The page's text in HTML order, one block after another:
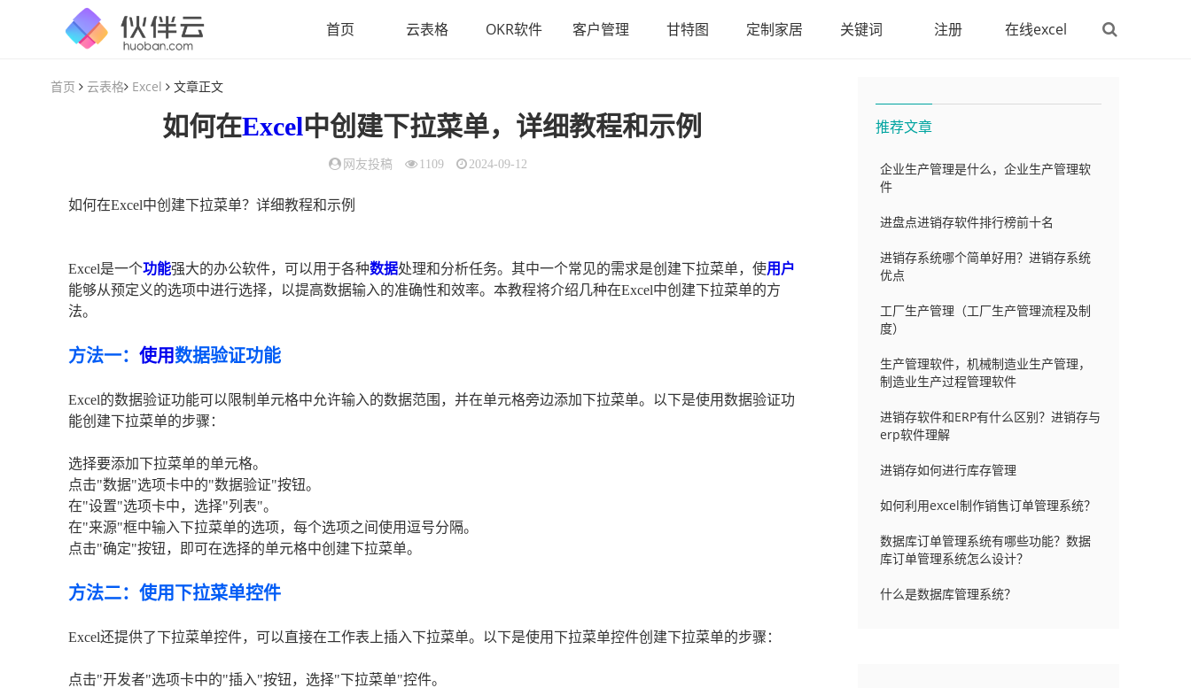
首页 云表格 OKR软件 客户管理 甘特图 定制家居 关键词 注册 在线excel
首页 云表格 Excel 文章正文
如何在Excel中创建下拉菜单，详细教程和示例
网友投稿 1109 2024-09-12
如何在Excel中创建下拉菜单？详细教程和示例
Excel是一个功能强大的办公软件，可以用于各种数据处理和分析任务。其中一个常见的需求是创建下拉菜单，使用户
能够从预定义的选项中进行选择，以提高数据输入的准确性和效率。本教程将介绍几种在Excel中创建下拉菜单的方
法。
方法一： 使用数据验证功能
Excel的数据验证功能可以限制单元格中允许输入的数据范围，并在单元格旁边添加下拉菜单。以下是使用数据验证功
能创建下拉菜单的步骤：
选择要添加下拉菜单的单元格。
点击"数据"选项卡中的"数据验证"按钮。
在"设置"选项卡中，选择"列表"。
在"来源"框中输入下拉菜单的选项，每个选项之间使用逗号分隔。
点击"确定"按钮，即可在选择的单元格中创建下拉菜单。
方法二：使用下拉菜单控件
Excel还提供了下拉菜单控件，可以直接在工作表上插入下拉菜单。以下是使用下拉菜单控件创建下拉菜单的步骤：
点击"开发者"选项卡中的"插入"按钮，选择"下拉菜单"控件。
推荐文章
企业生产管理是什么，企业生产管理软
件
进盘点进销存软件排行榜前十名
进销存系统哪个简单好用？进销存系统
优点
工厂生产管理（工厂生产管理流程及制
度）
生产管理软件，机械制造业生产管理，
制造业生产过程管理软件
进销存软件和ERP有什么区别？进销存与
erp软件理解
进销存如何进行库存管理
如何利用excel制作销售订单管理系统？
数据库订单管理系统有哪些功能？数据
库订单管理系统怎么设计？
什么是数据库管理系统？